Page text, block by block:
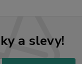
a slevy!